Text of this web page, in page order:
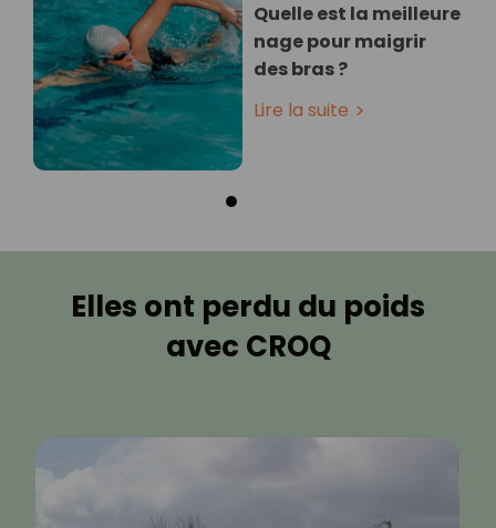
Quelle est la meilleure
nage pour maigrir
des bras ?
Lire la suite
Elles ont perdu du poids
avec CROQ